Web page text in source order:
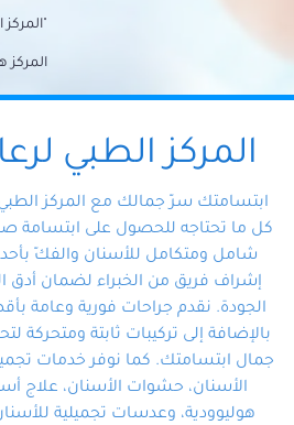
في أيد
المركز الطبي
ابتسامتك سرّ جمالك مع المركز الطبي
كل ما تحتاجه للحصول على ابتسامة
شامل ومتكامل للأسنان والفكّ
إشراف فريق من الخبراء لضمان أدق
الجودة. نقدم جراحات فورية وعامة
بالإضافة إلى تركيبات ثابتة ومتحركة
جمال ابتسامتك. كما نوفر خدمات
الأسنان، حشوات الأسنان، علاج
هوليوودية، وعدسات تجميلية